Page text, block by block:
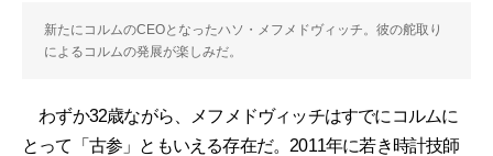
新たにコルムのCEOとなったハソ・メフメドヴィッチ。彼の舵取り
によるコルムの発展が楽しみだ。
わずか32歳ながら、メフメドヴィッチはすでにコルムに
とって「古参」ともいえる存在だ。2011年に若き時計技師